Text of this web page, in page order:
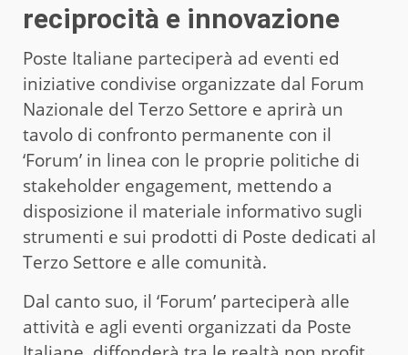
reciprocità e innovazione
Poste Italiane parteciperà ad eventi ed
iniziative condivise organizzate dal Forum
Nazionale del Terzo Settore e aprirà un
tavolo di confronto permanente con il
‘Forum’ in linea con le proprie politiche di
stakeholder engagement, mettendo a
disposizione il materiale informativo sugli
strumenti e sui prodotti di Poste dedicati al
Terzo Settore e alle comunità.
Dal canto suo, il ‘Forum’ parteciperà alle
attività e agli eventi organizzati da Poste